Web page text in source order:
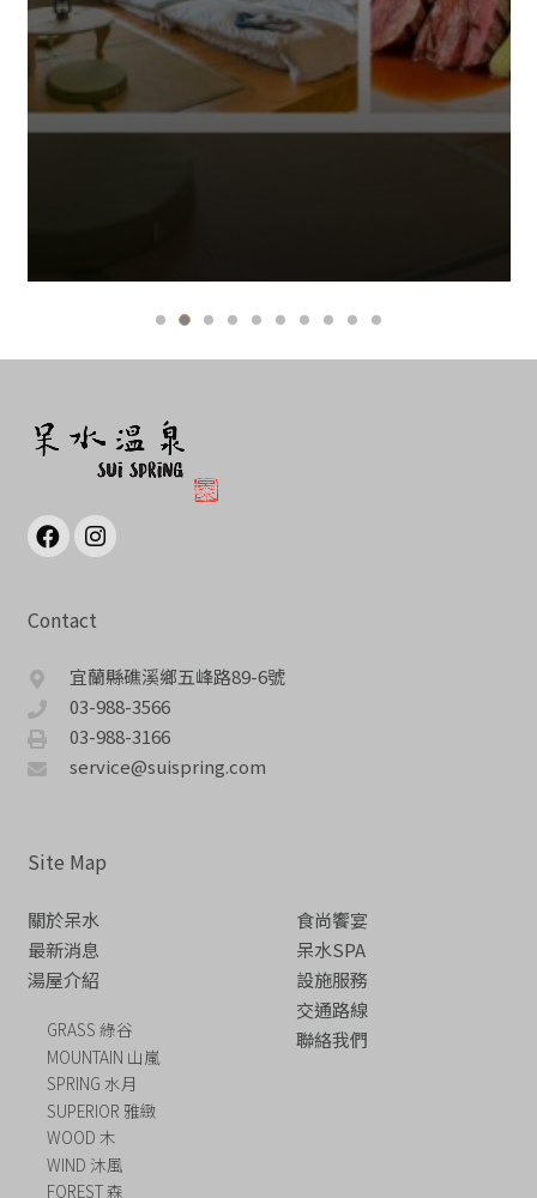
Contact
宜蘭縣礁溪鄉五峰路89-6號
03-988-3566
03-988-3166
service@suispring.com
Site Map
關於呆水
最新消息
湯屋介紹
GRASS 綠谷
MOUNTAIN 山嵐
SPRING 水月
SUPERIOR 雅緻
WOOD 木
WIND 沐風
FOREST 森
食尚饗宴
呆水SPA
設施服務
交通路線
聯絡我們